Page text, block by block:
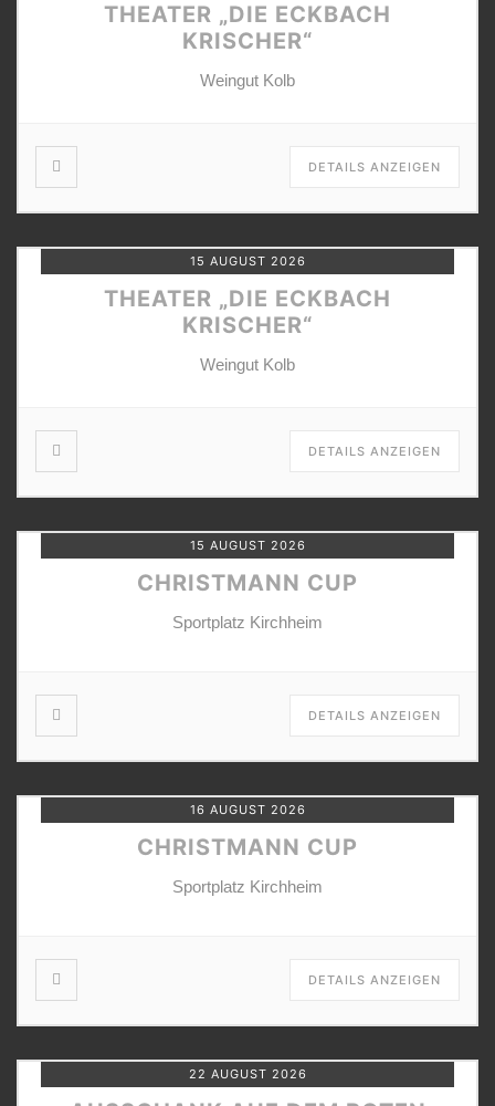
THEATER „DIE ECKBACH
KRISCHER“
Weingut Kolb
DETAILS ANZEIGEN
15 AUGUST 2026
THEATER „DIE ECKBACH
KRISCHER“
Weingut Kolb
DETAILS ANZEIGEN
15 AUGUST 2026
CHRISTMANN CUP
Sportplatz Kirchheim
DETAILS ANZEIGEN
16 AUGUST 2026
CHRISTMANN CUP
Sportplatz Kirchheim
DETAILS ANZEIGEN
22 AUGUST 2026